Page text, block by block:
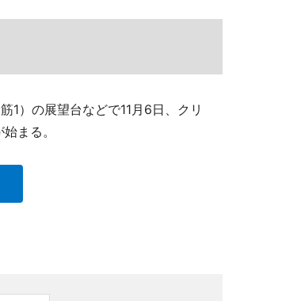
1）の展望台などで11月6日、クリ
まる。